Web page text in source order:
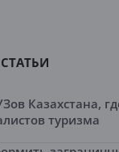
Казахстана,
туризма